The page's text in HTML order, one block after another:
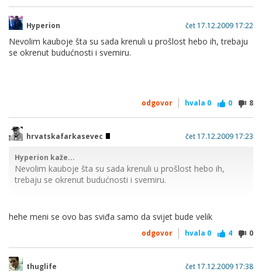
Hyperion čet 17.12.2009 17:22
Nevolim kauboje šta su sada krenuli u prošlost hebo ih, trebaju
se okrenut budućnosti i svemiru.
odgovor hvala 0 0 8
hrvatskafarkasevec čet 17.12.2009 17:23
Hyperion kaže...
Nevolim kauboje šta su sada krenuli u prošlost hebo ih,
trebaju se okrenut budućnosti i svemiru.
hehe meni se ovo bas sviđa samo da svijet bude velik
odgovor hvala 0 4 0
thuglife čet 17.12.2009 17:38